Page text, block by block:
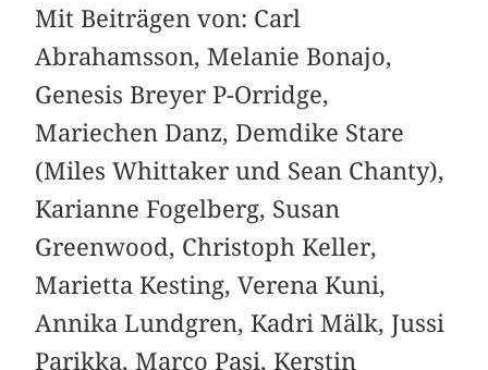
Mit Beiträgen von: Carl
Abrahamsson, Melanie Bonajo,
Genesis Breyer P-Orridge,
Mariechen Danz, Demdike Stare
(Miles Whittaker und Sean Chanty),
Karianne Fogelberg, Susan
Greenwood, Christoph Keller,
Marietta Kesting, Verena Kuni,
Annika Lundgren, Kadri Mälk, Jussi
Parikka, Marco Pasi, Kerstin